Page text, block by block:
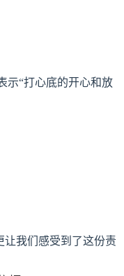
示“打心底的开心和放
让我们感受到了这份责